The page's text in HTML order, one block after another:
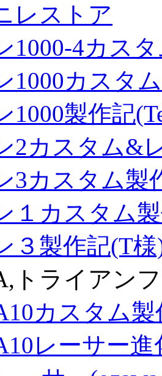
レストア
1000-4カス
1000カスタ
1000製作記
2カスタム&
3カスタム製
１カスタム
３製作記(T様
トライアンフ
カスタム製
レーサー進